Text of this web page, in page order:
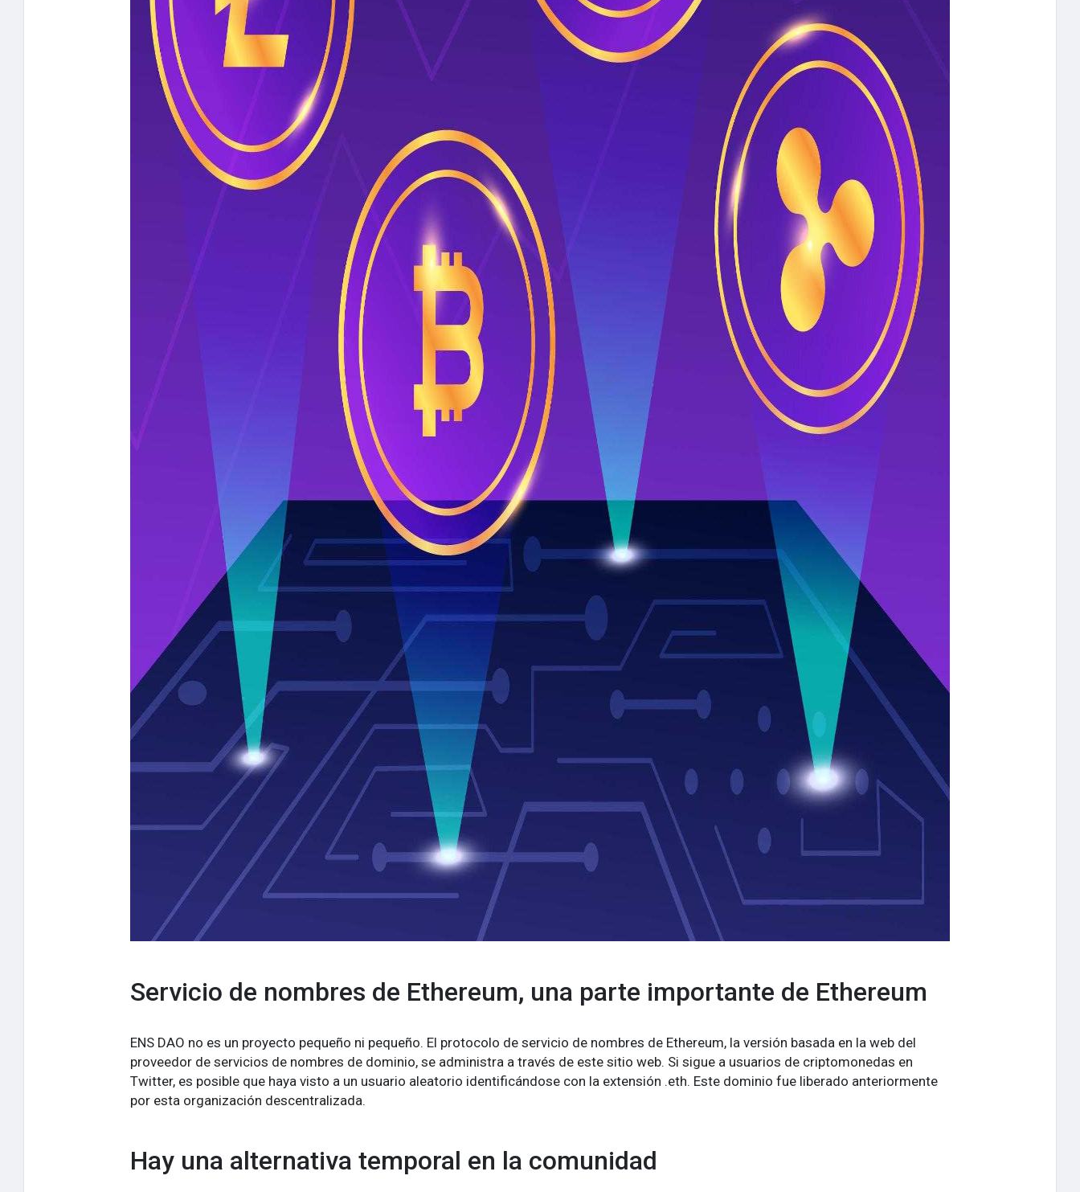
Servicio de nombres de Ethereum, una parte importante de Ethereum
ENS DAO no es un proyecto pequeño ni pequeño. El protocolo de servicio de nombres de Ethereum, la versión basada en la web del
proveedor de servicios de nombres de dominio, se administra a través de este sitio web. Si sigue a usuarios de criptomonedas en
Twitter, es posible que haya visto a un usuario aleatorio identificándose con la extensión .eth. Este dominio fue liberado anteriormente
por esta organización descentralizada.
Hay una alternativa temporal en la comunidad